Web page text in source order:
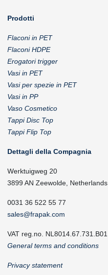
Prodotti
Flaconi in PET
Flaconi HDPE
Erogatori trigger
Vasi in PET
Vasi per spezie in PET
Vasi in PP
Vaso Cosmetico
Tappi Disc Top
Tappi Flip Top
Dettagli della Compagnia
Werktuigweg 20
3899 AN Zeewolde, Netherlands
0031 36 522 55 77
sales@frapak.com
VAT reg.no. NL8014.67.731.B01
General terms and conditions
Privacy statement